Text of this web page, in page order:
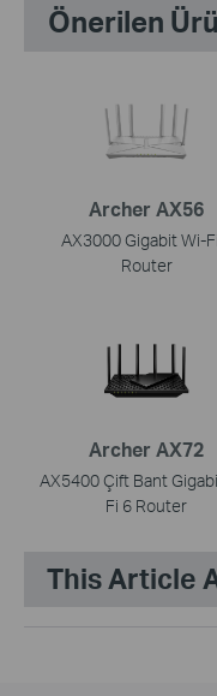
Önerilen
Archer AX56
AX3000 Gigabit Wi-
Router
Archer AX72
AX5400 Çift Bant
Fi 6 Router
This Article